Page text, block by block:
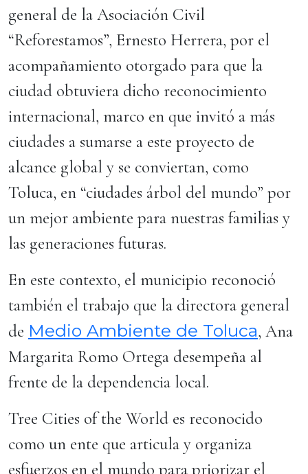
general de la Asociación Civil
“Reforestamos”, Ernesto Herrera, por el
acompañamiento otorgado para que la
ciudad obtuviera dicho reconocimiento
internacional, marco en que invitó a más
ciudades a sumarse a este proyecto de
alcance global y se conviertan, como
Toluca, en “ciudades árbol del mundo” por
un mejor ambiente para nuestras familias y
las generaciones futuras.
En este contexto, el municipio reconoció
también el trabajo que la directora general
de Medio Ambiente de Toluca, Ana
Margarita Romo Ortega desempeña al
frente de la dependencia local.
Tree Cities of the World es reconocido
como un ente que articula y organiza
esfuerzos en el mundo para priorizar el